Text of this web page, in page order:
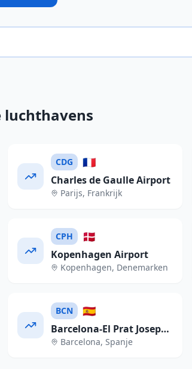
luchthavens
CDG 🇫🇷
Charles de Gaulle Airport
Parijs, Frankrijk
CPH 🇩🇰
Kopenhagen Airport
Kopenhagen, Denemarken
BCN 🇪🇸
Barcelona-El Prat Josep
Tarradellas Airport
Barcelona, Spanje